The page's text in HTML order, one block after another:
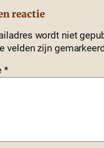
reactie
wordt niet
velden zijn
*